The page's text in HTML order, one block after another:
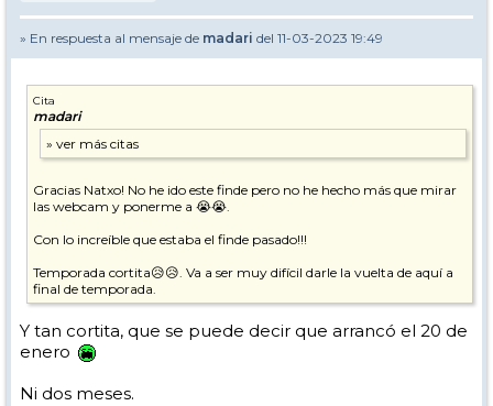
» En respuesta al mensaje de madari del 11-03-2023 19:49
Cita
madari
Gracias Natxo! No he ido este finde pero no he hecho más que mirar
las webcam y ponerme a 😭😭.
Con lo increíble que estaba el finde pasado!!!
Temporada cortita😥😥. Va a ser muy difícil darle la vuelta de aquí a
final de temporada.
Y tan cortita, que se puede decir que arrancó el 20 de
enero
Ni dos meses.